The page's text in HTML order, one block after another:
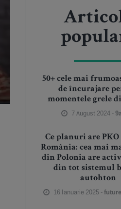
50+ cele mai
de încurajare
momentele grele
7 August 2024 -
Ce planuri are
România: cea mai
din Polonia are
din tot sistemul
autohton
16 Ianuarie 2025 -